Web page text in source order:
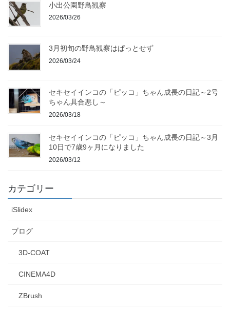
小出公園野鳥観察
2026/03/26
3月初旬の野鳥観察はぱっとせず
2026/03/24
セキセイインコの「ピッコ」ちゃん成長の日記～2号
ちゃん具合悪し～
2026/03/18
セキセイインコの「ピッコ」ちゃん成長の日記～3月
10日で7歳9ヶ月になりました
2026/03/12
カテゴリー
iSlidex
ブログ
3D-COAT
CINEMA4D
ZBrush